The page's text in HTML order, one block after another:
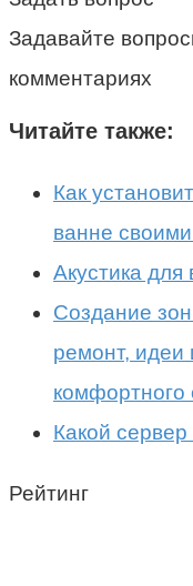
Задавайте
комментариях
Читайте также:
Как
ванне
Акустика
Создание
ремонт, идеи
комфортного
Какой
Рейтинг